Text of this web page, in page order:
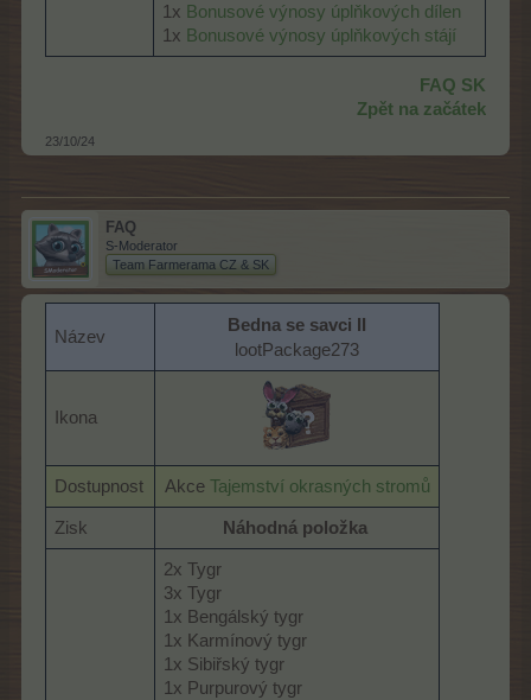
1x Bonusové výnosy úplňkových dílen
1x Bonusové výnosy úplňkových stájí
FAQ SK
Zpět na začátek
23/10/24
FAQ
S-Moderator
Team Farmerama CZ & SK
Název
Bedna se savci II
lootPackage273
Ikona
Dostupnost Akce Tajemství okrasných stromů
Zisk Náhodná položka
2x Tygr
3x Tygr
1x Bengálský tygr
1x Karmínový tygr
1x Sibiřský tygr
1x Purpurový tygr